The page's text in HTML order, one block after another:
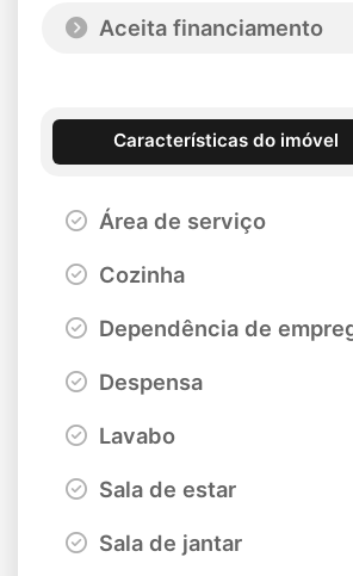
Aceita financiamento
Características do imóvel
Área de serviço
Cozinha
Dependência de
Despensa
Lavabo
Sala de estar
Sala de jantar